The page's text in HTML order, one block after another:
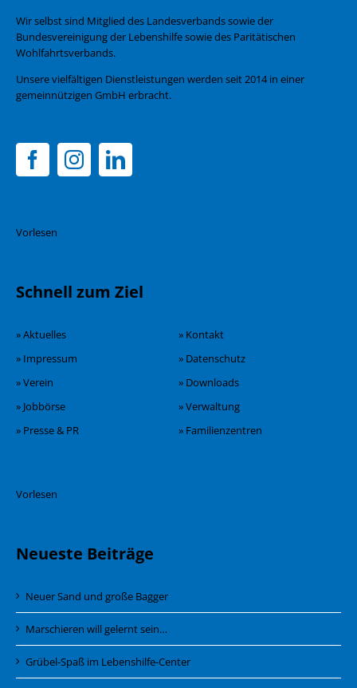
Wir selbst sind Mitglied des Landesverbands sowie der
Bundesvereinigung der Lebenshilfe sowie des Paritätischen
Wohlfahrtsverbands.
Unsere vielfältigen Dienstleistungen werden seit 2014 in einer
gemeinnützigen GmbH erbracht.
Vorlesen
Schnell zum Ziel
» Aktuelles
» Kontakt
» Impressum
» Datenschutz
» Verein
» Downloads
» Jobbörse
» Verwaltung
» Presse & PR
» Familienzentren
Vorlesen
Neueste Beiträge
Neuer Sand und große Bagger
Marschieren will gelernt sein…
Grübel-Spaß im Lebenshilfe-Center